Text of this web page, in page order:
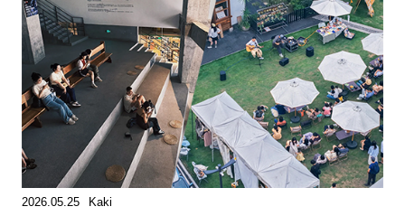
2026.05.25 Kaki